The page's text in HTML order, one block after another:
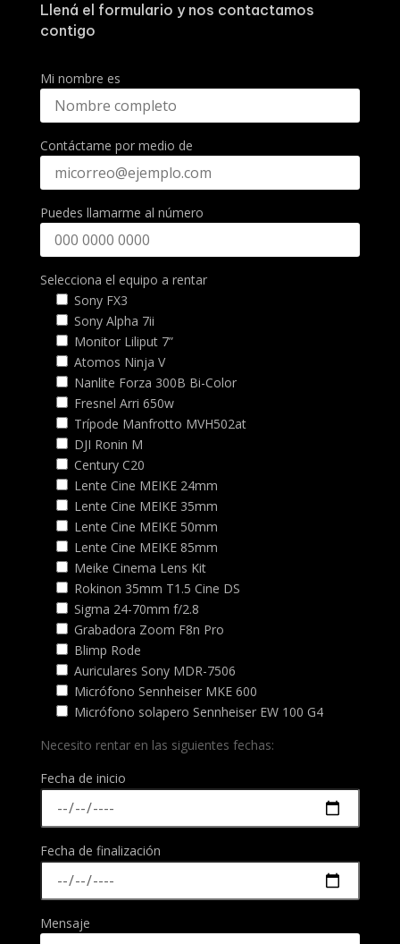
Llená el formulario y nos contactamos
contigo
Mi nombre es
Contáctame por medio de
Puedes llamarme al número
Selecciona el equipo a rentar
Sony FX3
Sony Alpha 7ii
Monitor Liliput 7”
Atomos Ninja V
Nanlite Forza 300B Bi-Color
Fresnel Arri 650w
Trípode Manfrotto MVH502at
DJI Ronin M
Century C20
Lente Cine MEIKE 24mm
Lente Cine MEIKE 35mm
Lente Cine MEIKE 50mm
Lente Cine MEIKE 85mm
Meike Cinema Lens Kit
Rokinon 35mm T1.5 Cine DS
Sigma 24-70mm f/2.8
Grabadora Zoom F8n Pro
Blimp Rode
Auriculares Sony MDR-7506
Micrófono Sennheiser MKE 600
Micrófono solapero Sennheiser EW 100 G4
Necesito rentar en las siguientes fechas:
Fecha de inicio
Fecha de finalización
Mensaje